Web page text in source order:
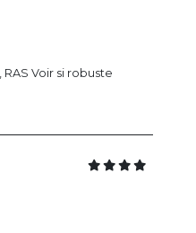
Voir si robuste